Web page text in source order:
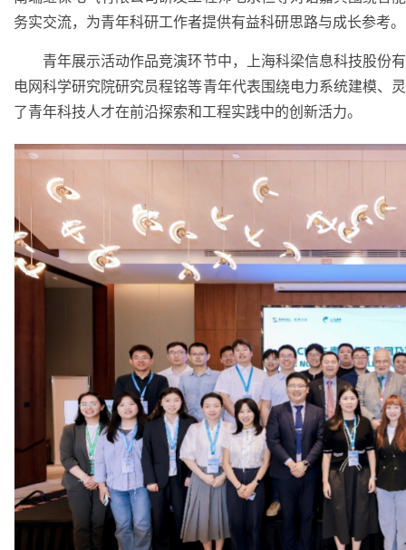
务实交流，为青年科研工作者提供有益科研思路与成长参考。
青年展示活动作品竞演环节中，上海科梁信息科技股份
电网科学研究院研究员程铭等青年代表围绕电力系统建模、
了青年科技人才在前沿探索和工程实践中的创新活力。